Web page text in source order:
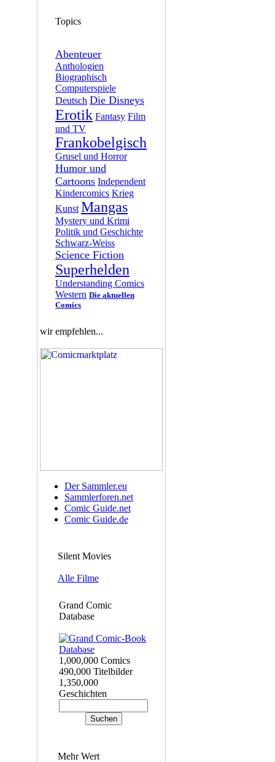
Topics
Abenteuer
Anthologien
Biographisch
Computerspiele
Deutsch Die Disneys
Erotik Fantasy Film
und TV
Frankobelgisch
Grusel und Horror
Humor und
Cartoons Independent
Kindercomics Krieg
Kunst Mangas
Mystery und Krimi
Politik und Geschichte
Schwarz-Weiss
Science Fiction
Superhelden
Understanding Comics
Western Die aktuellen
Comics
wir empfehlen...
Der Sammler.eu
Sammlerforen.net
Comic Guide.net
Comic Guide.de
Silent Movies
Alle Filme
Grand Comic
Database
1,000,000 Comics
490,000 Titelbilder
1,350,000
Geschichten
Mehr Wert